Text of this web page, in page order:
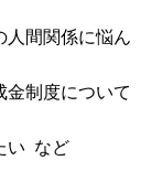
人間関係に悩ん
金制度について
い など